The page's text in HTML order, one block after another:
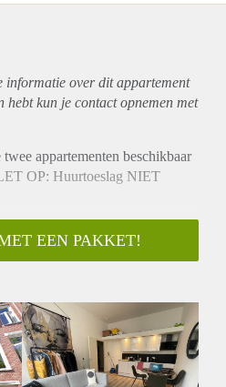
informatie over ditappartement
kun je contact opnemen met
appartementen beschikbaar
OP: Huurtoeslag NIET
de rand van het centrum van
cafés, winkels en
Groningen en de
verdieping en heeft een
EEN PAKKET!